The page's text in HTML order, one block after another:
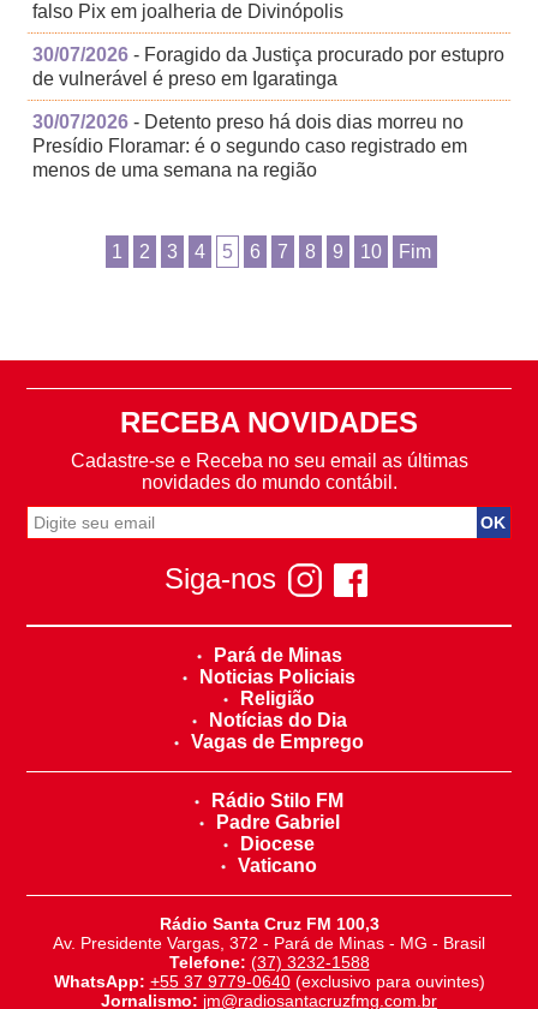
falso Pix em joalheria de Divinópolis
30/07/2026 - Foragido da Justiça procurado por estupro
de vulnerável é preso em Igaratinga
30/07/2026 - Detento preso há dois dias morreu no
Presídio Floramar: é o segundo caso registrado em
menos de uma semana na região
1 2 3 4 5 6 7 8 9 10 Fim
RECEBA NOVIDADES
Cadastre-se e Receba no seu email as últimas
novidades do mundo contábil.
Siga-nos
Pará de Minas
Noticias Policiais
Religião
Notícias do Dia
Vagas de Emprego
Rádio Stilo FM
Padre Gabriel
Diocese
Vaticano
Rádio Santa Cruz FM 100,3
Av. Presidente Vargas, 372 - Pará de Minas - MG - Brasil
Telefone: (37) 3232-1588
WhatsApp: +55 37 9779-0640(exclusivo para ouvintes)
Jornalismo: jm@radiosantacruzfmg.com.br